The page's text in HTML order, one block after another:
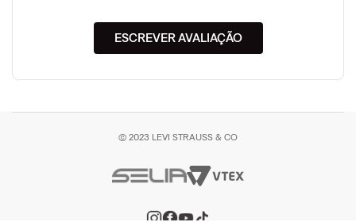
ESCREVER AVALIAÇÃO
© 2023 LEVI STRAUSS & CO